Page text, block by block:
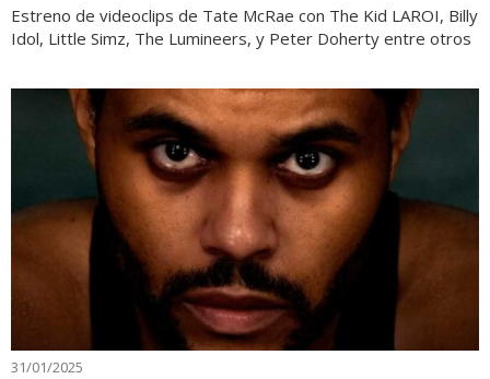
Estreno de videoclips de Tate McRae con The Kid LAROI, Billy
Idol, Little Simz, The Lumineers, y Peter Doherty entre otros
31/01/2025